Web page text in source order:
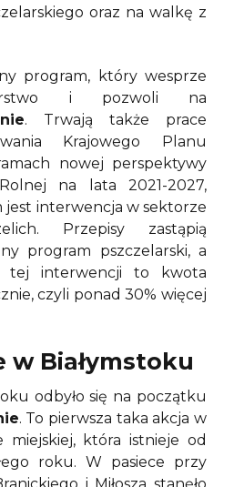
oraz na walkę z
program, który wesprze
i pozwoli na
. Trwają także prace
Krajowego Planu
nowej perspektywy
na lata 2021-2027,
interwencja w sektorze
Przepisy zastąpią
program pszczelarski, a
tej interwencji to kwota
czyli ponad 30% więcej
w Białymstoku
odbyło się na początku
. To pierwsza taka akcja w
miejskiej, która istnieje od
roku. W pasiece przy